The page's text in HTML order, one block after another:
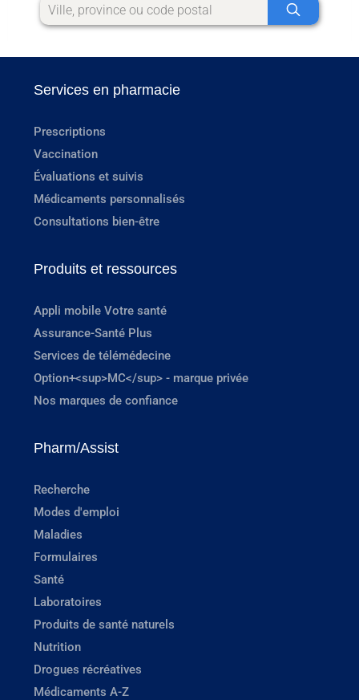
Services en pharmacie
Prescriptions
Vaccination
Évaluations et suivis
Médicaments personnalisés
Consultations bien-être
Produits et ressources
Appli mobile Votre santé
Assurance-Santé Plus
Services de télémédecine
Option+<sup>MC</sup> - marque privée
Nos marques de confiance
Pharm/Assist
Recherche
Modes d'emploi
Maladies
Formulaires
Santé
Laboratoires
Produits de santé naturels
Nutrition
Drogues récréatives
Médicaments A-Z